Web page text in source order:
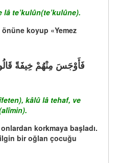
te’kulûn(te’kulûne).
önüne koyup «Yemez
kâlû lâ tehaf, ve
korkmaya başladı.
bir oğlan çocuğu